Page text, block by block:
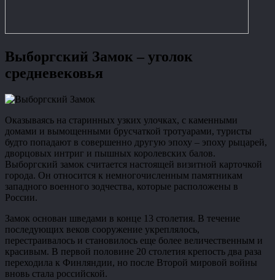
Выборгский Замок – уголок
средневековья
Оказываясь на старинных узких улочках, с каменными
домами и вымощенными брусчаткой тротуарами, туристы
будто попадают в совершенно другую эпоху – эпоху рыцарей,
дворцовых интриг и пышных королевских балов.
Выборгский замок считается настоящей визитной карточкой
города. Он относится к немногочисленным памятникам
западного военного зодчества, которые расположены в
России.
Замок основан шведами в конце 13 столетия. В течение
последующих веков сооружение укреплялось,
перестраивалось и становилось еще более величественным и
красивым. В первой половине 20 столетия крепость два раза
переходила к Финляндии, но после Второй мировой войны
вновь стала российской.